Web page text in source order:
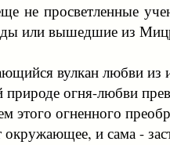
не просветленные
или вышедшие из
вулкан любви из
природе огня-любви
этого огненного
окружающее, и сама -